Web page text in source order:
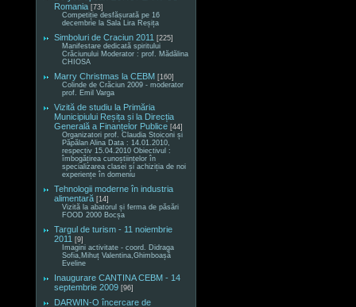
Romania [73]
Competiție desfășurată pe 16
decembrie la Sala Lira Reșița
Simboluri de Craciun 2011 [225]
Manifestare dedicată spiritului
Crăciunului Moderator : prof. Mădălina
CHIOSA
Marry Christmas la CEBM [160]
Colinde de Crăciun 2009 - moderator
prof. Emil Varga
Vizită de studiu la Primăria
Municipiului Reșița și la Direcția
Generală a Finanțelor Publice [44]
Organizatori prof. Claudia Stoiconi și
Păpălan Alina Data : 14.01.2010,
respectiv 15.04.2010 Obiectivul :
îmbogățirea cunoștiințelor în
specializarea clasei și achiziția de noi
experiențe în domeniu
Tehnologii moderne în industria
alimentară [14]
Vizită la abatorul și ferma de păsări
FOOD 2000 Bocșa
Targul de turism - 11 noiembrie
2011 [9]
Imagini activitate - coord. Didraga
Sofia,Mihuț Valentina,Ghimboașă
Eveline
Inaugurare CANTINA CEBM - 14
septembrie 2009 [96]
DARWIN-O încercare de